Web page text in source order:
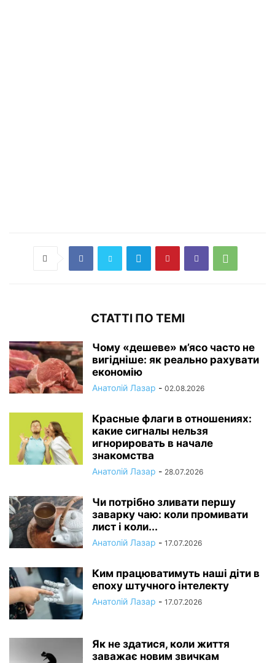
СТАТТІ ПО ТЕМІ
Чому «дешеве» м’ясо часто не
вигідніше: як реально рахувати
економію
Анатолій Лазар - 02.08.2026
Красные флаги в отношениях:
какие сигналы нельзя
игнорировать в начале
знакомства
Анатолій Лазар - 28.07.2026
Чи потрібно зливати першу
заварку чаю: коли промивати
лист і коли...
Анатолій Лазар - 17.07.2026
Ким працюватимуть наші діти в
епоху штучного інтелекту
Анатолій Лазар - 17.07.2026
Як не здатися, коли життя
заважає новим звичкам